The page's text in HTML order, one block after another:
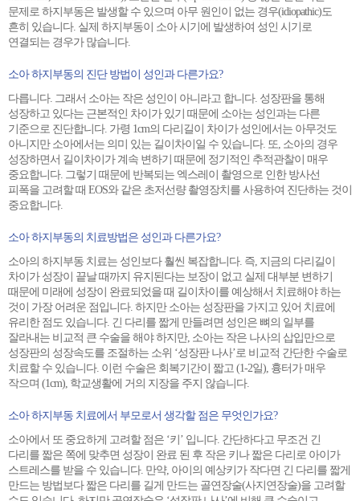
문제로 하지부동은 발생할 수 있으며 아무 원인이 없는 경우(idiopathic)도
흔히 있습니다. 실제 하지부동이 소아 시기에 발생하여 성인 시기로
연결되는 경우가 많습니다.
소아 하지부동의 진단 방법이 성인과 다른가요?
다릅니다. 그래서 소아는 작은 성인이 아니라고 합니다. 성장판을 통해
성장하고 있다는 근본적인 차이가 있기 때문에 소아는 성인과는 다른
기준으로 진단합니다. 가령 1cm의 다리길이 차이가 성인에서는 아무것도
아니지만 소아에서는 의미 있는 길이차이일 수 있습니다. 또, 소아의 경우
성장하면서 길이차이가 계속 변하기 때문에 정기적인 추적관찰이 매우
중요합니다. 그렇기 때문에 반복되는 엑스레이 촬영으로 인한 방사선
피폭을 고려할 때 EOS와 같은 초저선량 촬영장치를 사용하여 진단하는 것이
중요합니다.
소아 하지부동의 치료방법은 성인과 다른가요?
소아의 하지부동 치료는 성인보다 훨씬 복잡합니다. 즉, 지금의 다리길이
차이가 성장이 끝날 때까지 유지된다는 보장이 없고 실제 대부분 변하기
때문에 미래에 성장이 완료되었을 때 길이차이를 예상해서 치료해야 하는
것이 가장 어려운 점입니다. 하지만 소아는 성장판을 가지고 있어 치료에
유리한 점도 있습니다. 긴 다리를 짧게 만들려면 성인은 뼈의 일부를
잘라내는 비교적 큰 수술을 해야 하지만, 소아는 작은 나사의 삽입만으로
성장판의 성장속도를 조절하는 소위 ‘성장판 나사’로 비교적 간단한 수술로
치료할 수 있습니다. 이런 수술은 회복기간이 짧고 (1-2일), 흉터가 매우
작으며 (1cm), 학교생활에 거의 지장을 주지 않습니다.
소아 하지부동 치료에서 부모로서 생각할 점은 무엇인가요?
소아에서 또 중요하게 고려할 점은 ‘키’ 입니다. 간단하다고 무조건 긴
다리를 짧은 쪽에 맞추면 성장이 완료 된 후 작은 키나 짧은 다리로 아이가
스트레스를 받을 수 있습니다. 만약, 아이의 예상키가 작다면 긴 다리를 짧게
만드는 방법보다 짧은 다리를 길게 만드는 골연장술(사지연장술)을 고려할